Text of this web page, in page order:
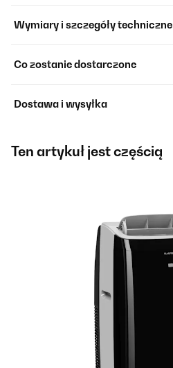
Wymiary i szczegóły techniczne
Co zostanie dostarczone
Dostawa i wysyłka
Ten artykuł jest częścią